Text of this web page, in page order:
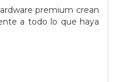
premium crean
a todo lo que haya